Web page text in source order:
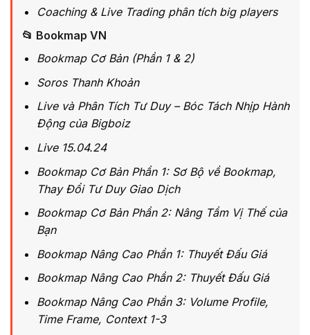
Coaching & Live Trading phân tích big players
📂 Bookmap VN
Bookmap Cơ Bản (Phần 1 & 2)
Soros Thanh Khoản
Live và Phân Tích Tư Duy – Bóc Tách Nhịp Hành
Động của Bigboiz
Live 15.04.24
Bookmap Cơ Bản Phần 1: Sơ Bộ về Bookmap,
Thay Đổi Tư Duy Giao Dịch
Bookmap Cơ Bản Phần 2: Nâng Tầm Vị Thế của
Bạn
Bookmap Nâng Cao Phần 1: Thuyết Đấu Giá
Bookmap Nâng Cao Phần 2: Thuyết Đấu Giá
Bookmap Nâng Cao Phần 3: Volume Profile,
Time Frame, Context 1-3